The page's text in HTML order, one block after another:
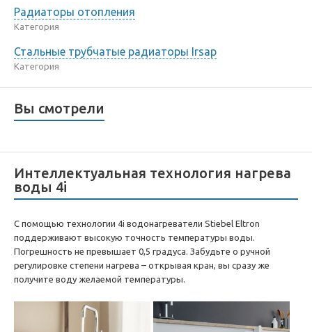
Радиаторы отопления
Категория
Стальные трубчатые радиаторы Irsap
Категория
Вы смотрели
Интеллектуальная технология нагрева
воды 4i
С помощью технологии 4i водонагреватели Stiebel Eltron
поддерживают высокую точность температуры воды.
Погрешность не превышает 0,5 градуса. Забудьте о ручной
регулировке степени нагрева – открывая кран, вы сразу же
получите воду желаемой температуры.